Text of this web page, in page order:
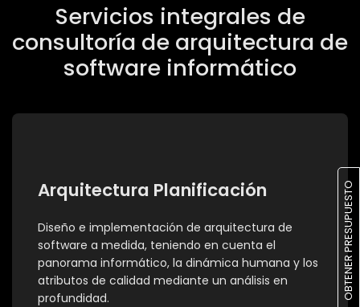
Servicios integrales de
consultoría de arquitectura de
software informático
Arquitectura Planificación
Diseño e implementación de arquitectura de
software a medida, teniendo en cuenta el
panorama informático, la dinámica humana y los
atributos de calidad mediante un análisis en
profundidad.
OBTENER PRESUPUESTO